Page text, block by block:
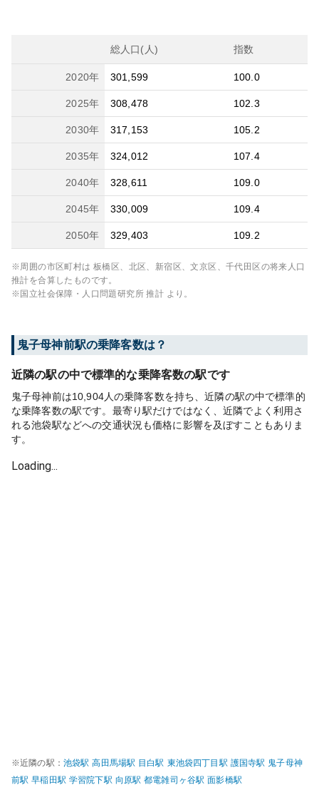
総人口(人) 指数
2020年 301,599 100.0
2025年 308,478 102.3
2030年 317,153 105.2
2035年 324,012 107.4
2040年 328,611 109.0
2045年 330,009 109.4
2050年 329,403 109.2
※周囲の市区町村は 板橋区、北区、新宿区、文京区、千代田区の将来人口
推計を合算したものです。
※国立社会保障・人口問題研究所 推計 より。
鬼子母神前駅の乗降客数は？
近隣の駅の中で標準的な乗降客数の駅です
鬼子母神前は10,904人の乗降客数を持ち、近隣の駅の中で標準的
な乗降客数の駅です。最寄り駅だけではなく、近隣でよく利用さ
れる池袋駅などへの交通状況も価格に影響を及ぼすこともありま
す。
Loading...
※近隣の駅： 池袋駅 高田馬場駅 目白駅 東池袋四丁目駅 護国寺駅 鬼子母神
前駅 早稲田駅 学習院下駅 向原駅 都電雑司ヶ谷駅 面影橋駅